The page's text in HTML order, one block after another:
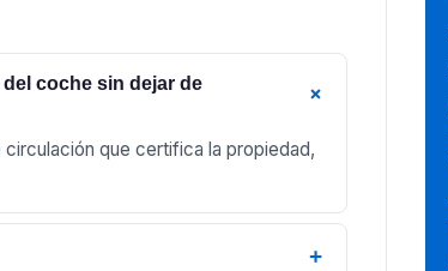
coche sin dejar de
+
que certifica la propiedad,
+